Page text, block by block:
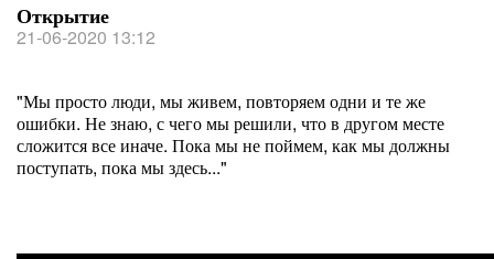
Открытие
21-06-2020 13:12
"Мы просто люди, мы живем, повторяем одни и те же
ошибки. Не знаю, с чего мы решили, что в другом месте
сложится все иначе. Пока мы не поймем, как мы должны
поступать, пока мы здесь..."